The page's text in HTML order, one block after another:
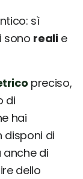
sì
sono realie
preciso,
di
hai
disponi di
anche di
dello